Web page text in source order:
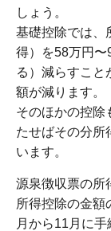
しょう。
基礎控除では、
得）を58万円〜
る）減らすこと
額が減ります。
そのほかの控除
たせばその分所
います。
源泉徴収票の所
所得控除の金額
月から11月に